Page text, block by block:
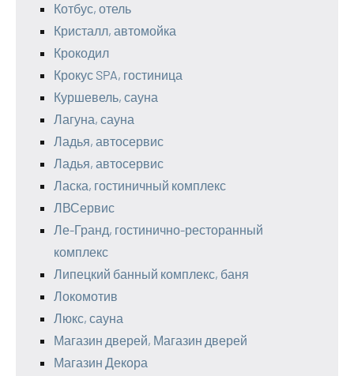
Котбус, отель
Кристалл, автомойка
Крокодил
Крокус SPA, гостиница
Куршевель, сауна
Лагуна, сауна
Ладья, автосервис
Ладья, автосервис
Ласка, гостиничный комплекс
ЛВСервис
Ле-Гранд, гостинично-ресторанный
комплекс
Липецкий банный комплекс, баня
Локомотив
Люкс, сауна
Магазин дверей, Магазин дверей
Магазин Декора